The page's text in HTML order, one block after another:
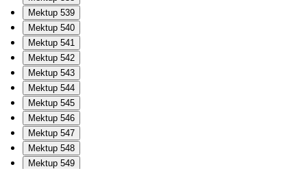
Mektup 539
Mektup 540
Mektup 541
Mektup 542
Mektup 543
Mektup 544
Mektup 545
Mektup 546
Mektup 547
Mektup 548
Mektup 549